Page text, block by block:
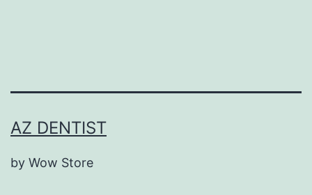
AZ DENTIST
by Wow Store